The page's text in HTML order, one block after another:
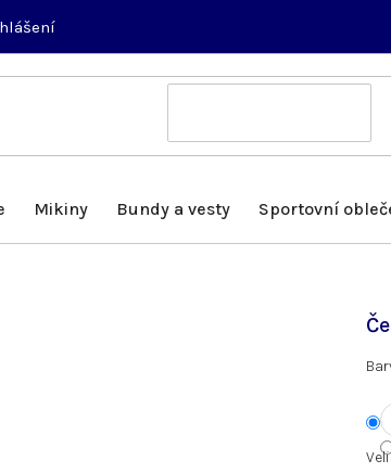
Mikiny Bundy a vesty Sportovní